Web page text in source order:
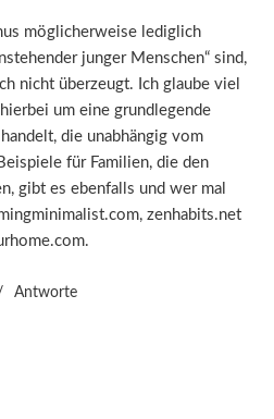
möglicherweise lediglich
junger Menschen“ sind,
nicht überzeugt. Ich glaube viel
um eine grundlegende
die unabhängig vom
für Familien, die den
gibt es ebenfalls und wer mal
zenhabits.net
Antworte